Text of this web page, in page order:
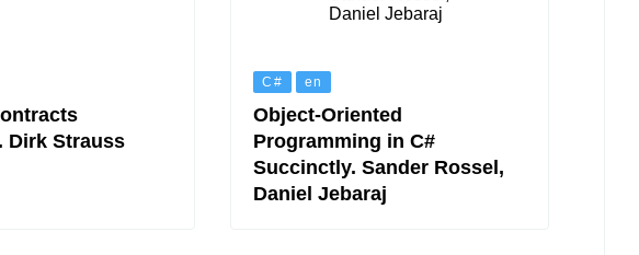
Dirk Strauss
C# en
Object-Oriented
Programming in C#
Succinctly. Sander Rossel,
Daniel Jebaraj